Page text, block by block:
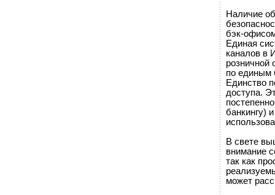
Наличие
бэк-
Единая
каналов в
розничной
по единым
Единство
доступа.
банкингу)
В свете
внимание
так как
может